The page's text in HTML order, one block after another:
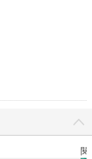
閱